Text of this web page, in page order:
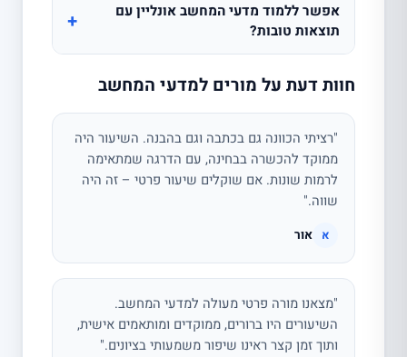
אפשר ללמוד מדעי המחשב אונליין עם
תוצאות טובות?
+
חוות דעת על מורים למדעי המחשב
"רציתי הכוונה גם בכתבה וגם בהבנה. השיעור היה
ממוקד להכשרה בבחינה, עם הדרגה שמתאימה
לרמות שונות. אם שוקלים שיעור פרטי – זה היה
שווה."
א אור
"מצאנו מורה פרטי מעולה למדעי המחשב.
השיעורים היו ברורים, ממוקדים ומותאמים אישית,
ותוך זמן קצר ראינו שיפור משמעותי בציונים."